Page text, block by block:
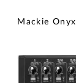
Añadir a wishlist
Mackie